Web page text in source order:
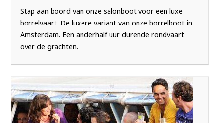
Stap aan boord van onze salonboot voor een luxe
borrelvaart. De luxere variant van onze borrelboot in
Amsterdam. Een anderhalf uur durende rondvaart
over de grachten.